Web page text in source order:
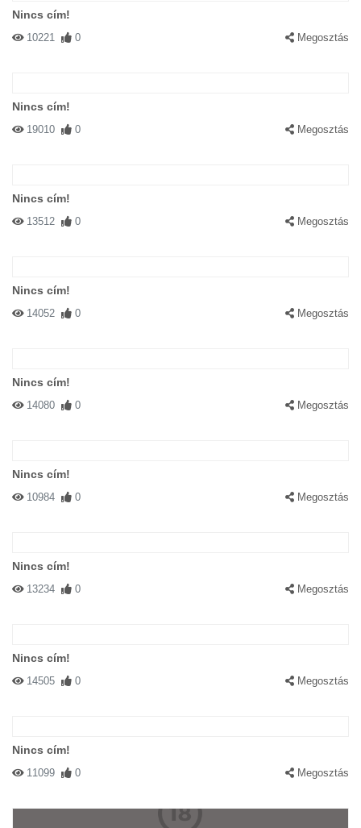
Nincs cím!
10221 0 Megosztás
Nincs cím!
19010 0 Megosztás
Nincs cím!
13512 0 Megosztás
Nincs cím!
14052 0 Megosztás
Nincs cím!
14080 0 Megosztás
Nincs cím!
10984 0 Megosztás
Nincs cím!
13234 0 Megosztás
Nincs cím!
14505 0 Megosztás
Nincs cím!
11099 0 Megosztás